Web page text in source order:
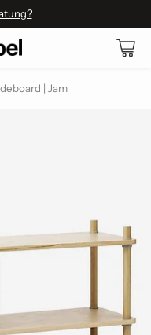
| Jam